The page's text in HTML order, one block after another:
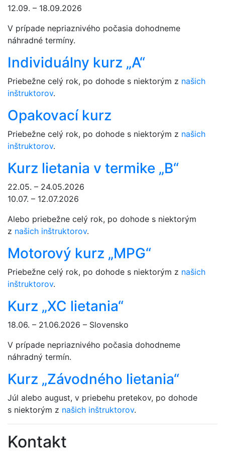
12.09. – 18.09.2026
V prípade nepriaznivého počasia dohodneme
náhradné termíny.
Individuálny kurz „A“
Priebežne celý rok, po dohode s niektorým z našich
inštruktorov.
Opakovací kurz
Priebežne celý rok, po dohode s niektorým z našich
inštruktorov.
Kurz lietania v termike „B“
22.05. – 24.05.2026
10.07. – 12.07.2026
Alebo priebežne celý rok, po dohode s niektorým
z našich inštruktorov.
Motorový kurz „MPG“
Priebežne celý rok, po dohode s niektorým z našich
inštruktorov.
Kurz „XC lietania“
18.06. – 21.06.2026 – Slovensko
V prípade nepriaznivého počasia dohodneme
náhradný termín.
Kurz „Závodného lietania“
Júl alebo august, v priebehu pretekov, po dohode
s niektorým z našich inštruktorov.
Kontakt